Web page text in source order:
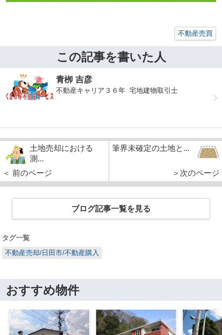
不動産売買
この記事を書いた人
青栁 吉彦
不動産キャリア３６年 宅地建物取引士
土地売却における
測...
＜ 前のページ
筆界未確定の土地と...
＞次のページ
ブログ記事一覧を見る
タグ一覧
不動産売却/日田市/不動産購入
おすすめ物件